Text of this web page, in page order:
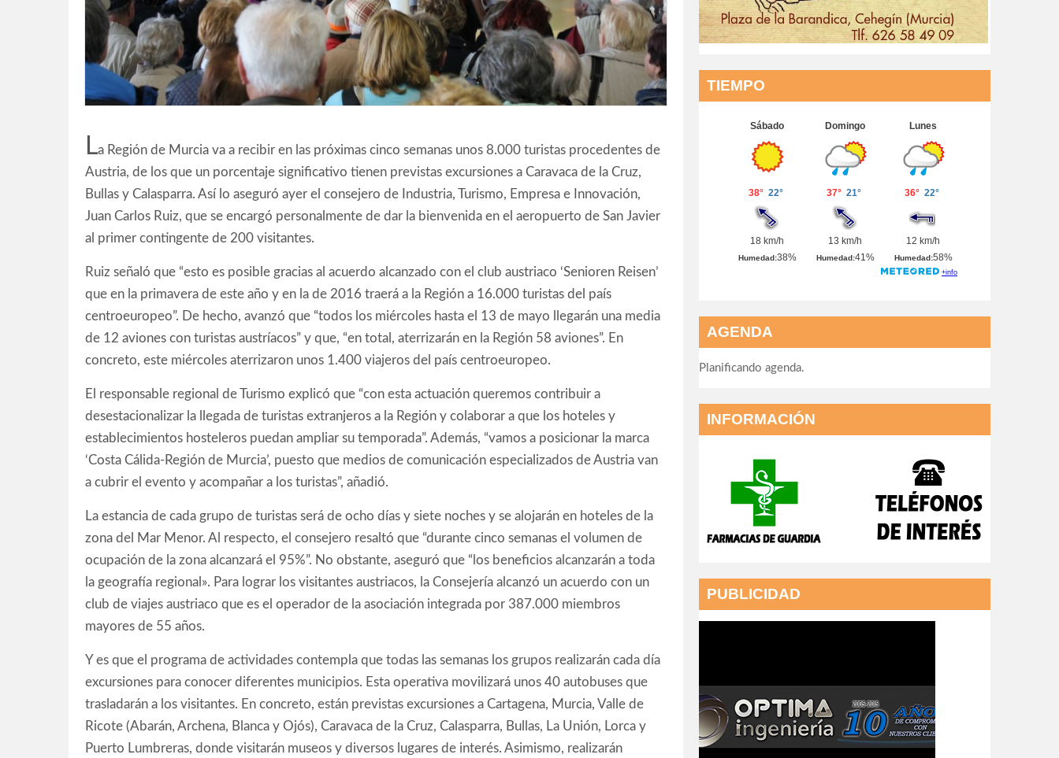
La Región de Murcia va a recibir en las próximas cinco semanas unos 8.000 turistas procedentes de
Austria, de los que un porcentaje significativo tienen previstas excursiones a Caravaca de la Cruz,
Bullas y Calasparra. Así lo aseguró ayer el consejero de Industria, Turismo, Empresa e Innovación,
Juan Carlos Ruiz, que se encargó personalmente de dar la bienvenida en el aeropuerto de San Javier
al primer contingente de 200 visitantes.
Ruiz señaló que “esto es posible gracias al acuerdo alcanzado con el club austriaco ‘Senioren Reisen’
que en la primavera de este año y en la de 2016 traerá a la Región a 16.000 turistas del país
centroeuropeo”. De hecho, avanzó que “todos los miércoles hasta el 13 de mayo llegarán una media
de 12 aviones con turistas austríacos” y que, “en total, aterrizarán en la Región 58 aviones”. En
concreto, este miércoles aterrizaron unos 1.400 viajeros del país centroeuropeo.
El responsable regional de Turismo explicó que “con esta actuación queremos contribuir a
desestacionalizar la llegada de turistas extranjeros a la Región y colaborar a que los hoteles y
establecimientos hosteleros puedan ampliar su temporada”. Además, “vamos a posicionar la marca
‘Costa Cálida-Región de Murcia’, puesto que medios de comunicación especializados de Austria van
a cubrir el evento y acompañar a los turistas”, añadió.
La estancia de cada grupo de turistas será de ocho días y siete noches y se alojarán en hoteles de la
zona del Mar Menor. Al respecto, el consejero resaltó que “durante cinco semanas el volumen de
ocupación de la zona alcanzará el 95%”. No obstante, aseguró que “los beneficios alcanzarán a toda
la geografía regional». Para lograr los visitantes austriacos, la Consejería alcanzó un acuerdo con un
club de viajes austriaco que es el operador de la asociación integrada por 387.000 miembros
mayores de 55 años.
Y es que el programa de actividades contempla que todas las semanas los grupos realizarán cada día
excursiones para conocer diferentes municipios. Esta operativa movilizará unos 40 autobuses que
trasladarán a los visitantes. En concreto, están previstas excursiones a Cartagena, Murcia, Valle de
Ricote (Abarán, Archena, Blanca y Ojós), Caravaca de la Cruz, Calasparra, Bullas, La Unión, Lorca y
Puerto Lumbreras, donde visitarán museos y diversos lugares de interés. Asimismo, realizarán
TIEMPO
AGENDA
Planificando agenda.
INFORMACIÓN
PUBLICIDAD